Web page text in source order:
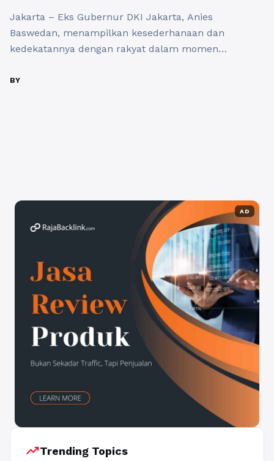
Jakarta – Eks Gubernur DKI Jakarta, Anies
Baswedan, menampilkan kesederhanaan dan
kedekatannya dengan rakyat dalam momen
Jakarta Selatan, pada Kamis (17/8). Pada pukul 07.30
BY
AD
trending_upTrending Topics